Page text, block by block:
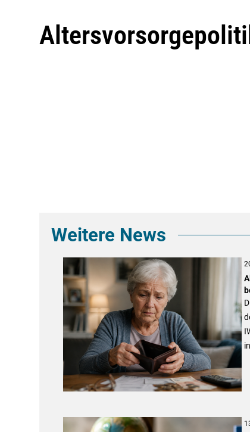
Weitere News